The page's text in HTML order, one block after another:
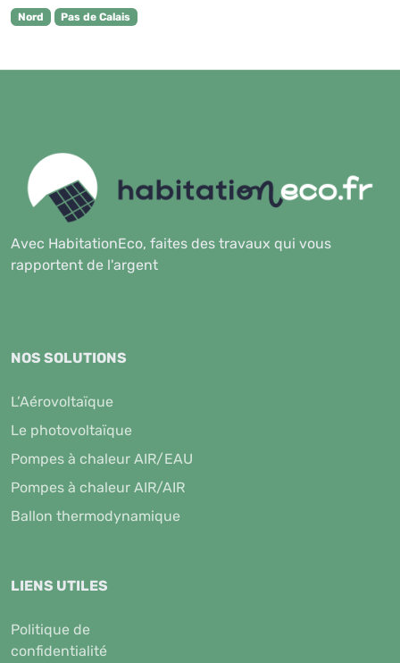
Nord Pas de Calais
Avec HabitationEco, faites des travaux qui vous
rapportent de l'argent
NOS SOLUTIONS
L’Aérovoltaïque
Le photovoltaïque
Pompes à chaleur AIR/EAU
Pompes à chaleur AIR/AIR
Ballon thermodynamique
LIENS UTILES
Politique de
confidentialité